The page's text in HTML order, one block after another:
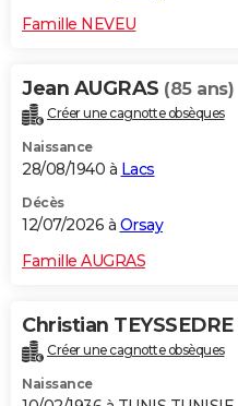
Famille NEVEU
Jean AUGRAS (85 ans)
Créer une cagnotte obsèques
Naissance
28/08/1940 à Lacs
Décès
12/07/2026 à Orsay
Famille AUGRAS
Christian TEYSSEDRE
Créer une cagnotte obsèques
Naissance